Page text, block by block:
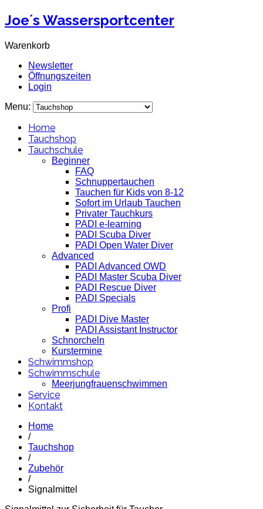
Joe´s Wassersportcenter
Warenkorb
Newsletter
Öffnungszeiten
Login
Menu:
Home
Tauchshop
Tauchschule
Beginner
FAQ
Schnuppertauchen
Tauchen für Kids von 8-12
Sofort im Urlaub Tauchen
Privater Tauchkurs
PADI e-learning
PADI Scuba Diver
PADI Open Water Diver
Advanced
PADI Advanced OWD
PADI Master Scuba Diver
PADI Rescue Diver
PADI Specials
Profi
PADI Dive Master
PADI Assistant Instructor
Schnorcheln
Kurstermine
Schwimmshop
Schwimmschule
Meerjungfrauenschwimmen
Service
Kontakt
Home
/
Tauchshop
/
Zubehör
/
Signalmittel